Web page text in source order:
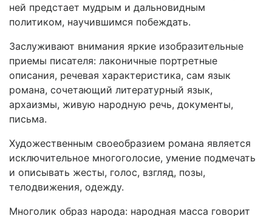
ней предстает мудрым и дальновидным
политиком, научившимся побеждать.
Заслуживают внимания яркие изобразительные
приемы писателя: лаконичные портретные
описания, речевая характеристика, сам язык
романа, сочетающий литературный язык,
архаизмы, живую народную речь, документы,
письма.
Художественным своеобразием романа является
исключительное многоголосие, умение подмечать
и описывать жесты, голос, взгляд, позы,
телодвижения, одежду.
Многолик образ народа: народная масса говорит